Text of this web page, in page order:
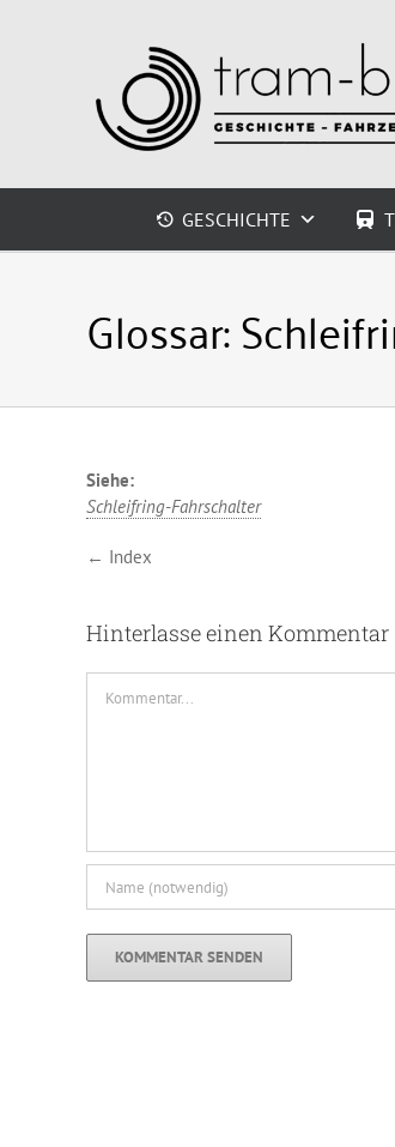
GESCHICHTE
Glossar:
Siehe:
Schleifring-Fahrschalter
← Index
Hinterlasse einen Kommentar